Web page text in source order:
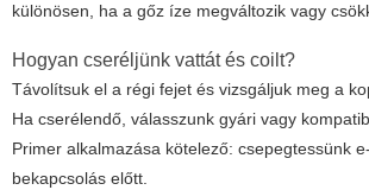
különösen, ha a gőz íze megváltozik vagy
Hogyan cseréljünk vattát és coilt?
Távolítsuk el a régi fejet és vizsgáljuk meg a
Ha cserélendő, válasszunk gyári vagy
Primer alkalmazása kötelező: csepegtessünk
bekapcsolás előtt.